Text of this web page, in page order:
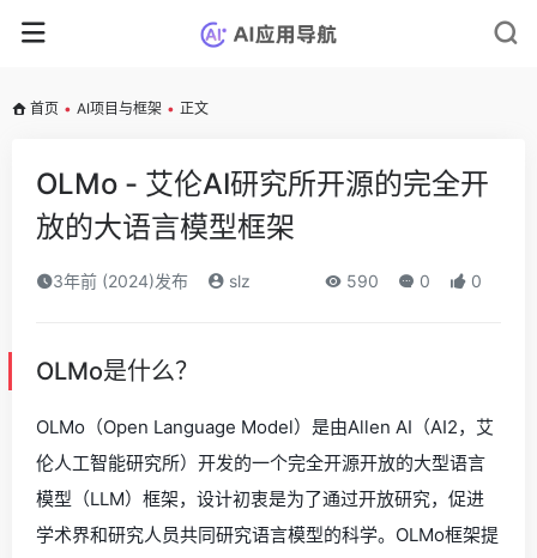
首页 • AI项目与框架 • 正文
OLMo - 艾伦AI研究所开源的完全开
放的大语言模型框架
3年前 (2024)发布 slz 590 0 0
OLMo是什么？
OLMo（Open Language Model）是由Allen AI（AI2，艾
伦人工智能研究所）开发的一个完全开源开放的大型语言
模型（LLM）框架，设计初衷是为了通过开放研究，促进
学术界和研究人员共同研究语言模型的科学。OLMo框架提